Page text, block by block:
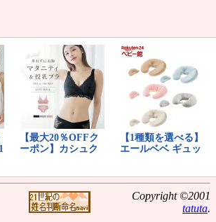
Copyright ©2001
tatuta.